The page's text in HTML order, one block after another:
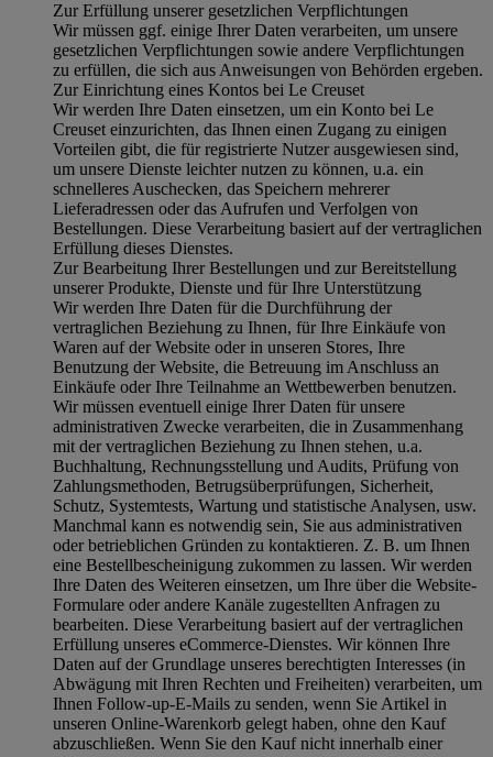
Zur Erfüllung unserer gesetzlichen Verpflichtungen
Wir müssen ggf. einige Ihrer Daten verarbeiten, um unsere
gesetzlichen Verpflichtungen sowie andere Verpflichtungen
zu erfüllen, die sich aus Anweisungen von Behörden ergeben.
Zur Einrichtung eines Kontos bei Le Creuset
Wir werden Ihre Daten einsetzen, um ein Konto bei Le
Creuset einzurichten, das Ihnen einen Zugang zu einigen
Vorteilen gibt, die für registrierte Nutzer ausgewiesen sind,
um unsere Dienste leichter nutzen zu können, u.a. ein
schnelleres Auschecken, das Speichern mehrerer
Lieferadressen oder das Aufrufen und Verfolgen von
Bestellungen. Diese Verarbeitung basiert auf der vertraglichen
Erfüllung dieses Dienstes.
Zur Bearbeitung Ihrer Bestellungen und zur Bereitstellung
unserer Produkte, Dienste und für Ihre Unterstützung
Wir werden Ihre Daten für die Durchführung der
vertraglichen Beziehung zu Ihnen, für Ihre Einkäufe von
Waren auf der Website oder in unseren Stores, Ihre
Benutzung der Website, die Betreuung im Anschluss an
Einkäufe oder Ihre Teilnahme an Wettbewerben benutzen.
Wir müssen eventuell einige Ihrer Daten für unsere
administrativen Zwecke verarbeiten, die in Zusammenhang
mit der vertraglichen Beziehung zu Ihnen stehen, u.a.
Buchhaltung, Rechnungsstellung und Audits, Prüfung von
Zahlungsmethoden, Betrugsüberprüfungen, Sicherheit,
Schutz, Systemtests, Wartung und statistische Analysen, usw.
Manchmal kann es notwendig sein, Sie aus administrativen
oder betrieblichen Gründen zu kontaktieren. Z. B. um Ihnen
eine Bestellbescheinigung zukommen zu lassen. Wir werden
Ihre Daten des Weiteren einsetzen, um Ihre über die Website-
Formulare oder andere Kanäle zugestellten Anfragen zu
bearbeiten. Diese Verarbeitung basiert auf der vertraglichen
Erfüllung unseres eCommerce-Dienstes. Wir können Ihre
Daten auf der Grundlage unseres berechtigten Interesses (in
Abwägung mit Ihren Rechten und Freiheiten) verarbeiten, um
Ihnen Follow-up-E-Mails zu senden, wenn Sie Artikel in
unseren Online-Warenkorb gelegt haben, ohne den Kauf
abzuschließen. Wenn Sie den Kauf nicht innerhalb einer